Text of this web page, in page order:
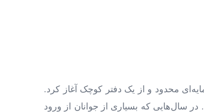
محدود و از یک دفتر کوچک آغاز کرد.
سال‌هایی که بسیاری از جوانان از ورود